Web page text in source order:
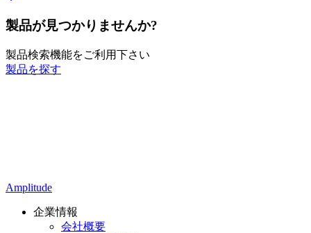
製品が見つかりませんか?
製品検索機能をご利用下さい
製品を探す
Amplitude
企業情報
会社概要